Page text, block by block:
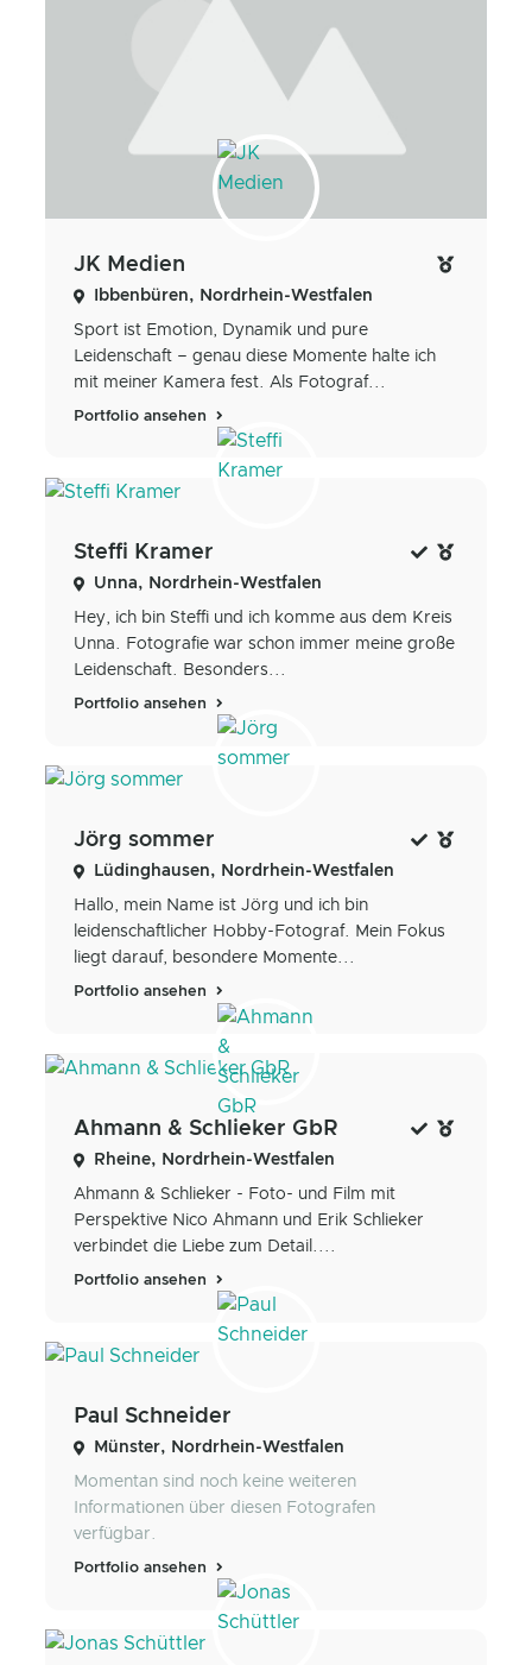
JK Medien
Ibbenbüren, Nordrhein-Westfalen
Sport ist Emotion, Dynamik und pure
Leidenschaft – genau diese Momente halte ich
mit meiner Kamera fest. Als Fotograf...
Portfolio ansehen
Steffi Kramer
Unna, Nordrhein-Westfalen
Hey, ich bin Steffi und ich komme aus dem Kreis
Unna. Fotografie war schon immer meine große
Leidenschaft. Besonders...
Portfolio ansehen
Jörg sommer
Lüdinghausen, Nordrhein-Westfalen
Hallo, mein Name ist Jörg und ich bin
leidenschaftlicher Hobby-Fotograf. Mein Fokus
liegt darauf, besondere Momente...
Portfolio ansehen
Ahmann & Schlieker GbR
Rheine, Nordrhein-Westfalen
Ahmann & Schlieker - Foto- und Film mit
Perspektive Nico Ahmann und Erik Schlieker
verbindet die Liebe zum Detail....
Portfolio ansehen
Paul Schneider
Münster, Nordrhein-Westfalen
Momentan sind noch keine weiteren
Informationen über diesen Fotografen
verfügbar.
Portfolio ansehen